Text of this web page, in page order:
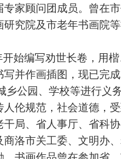
家顾问团成员。曾在
究院及市老年书画院
始编写劝世长卷，用楷
并作画插图，现已完成
乡公园、学校等进行义
伦规范，社会道德，
局、省人事厅、省科
商洛市关工委、文明办